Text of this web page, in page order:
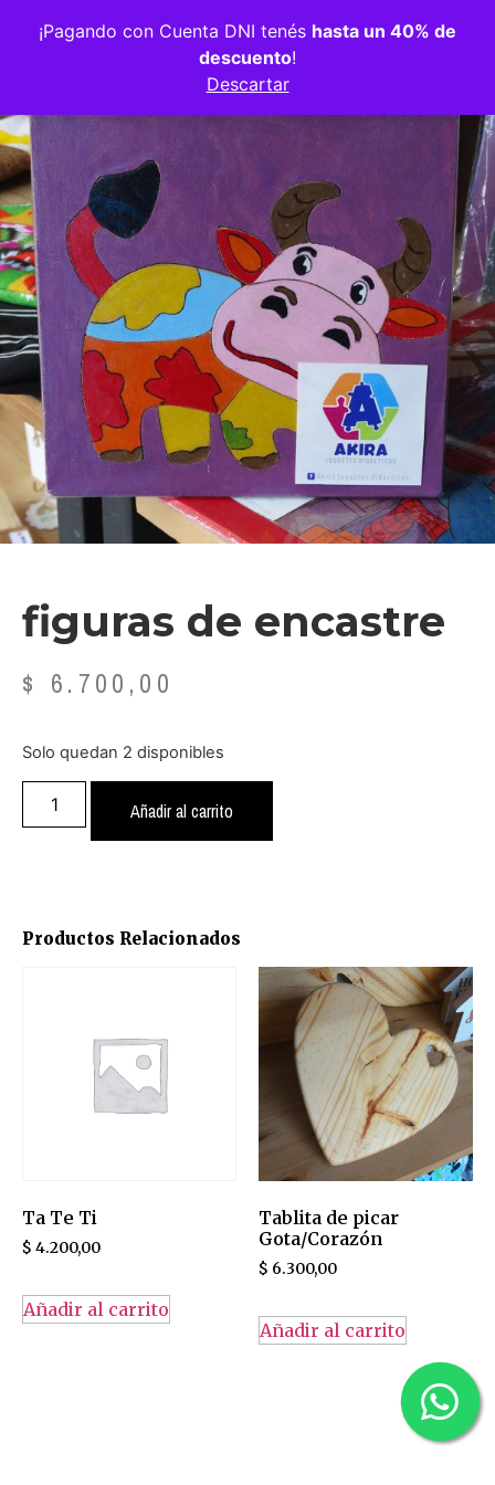
¡Pagando con Cuenta DNI tenés hasta un 40% de
descuento!
Descartar
Volver a la tienda
figuras de encastre
$ 6.700,00
Solo quedan 2 disponibles
Añadir al carrito
Productos Relacionados
Ta Te Ti
$ 4.200,00
Añadir al carrito
Tablita de picar
Gota/Corazón
$ 6.300,00
Añadir al carrito